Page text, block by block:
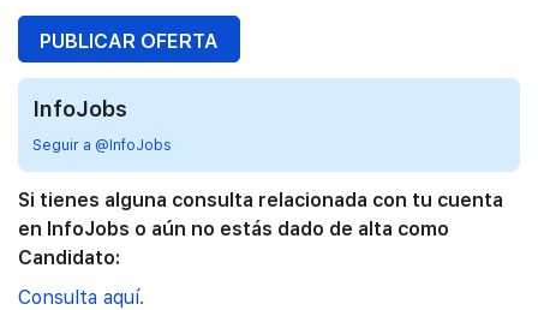
PUBLICAR OFERTA
InfoJobs
Seguir a @InfoJobs
Si tienes alguna consulta relacionada con tu cuenta
en InfoJobs o aún no estás dado de alta como
Candidato:
Consulta aquí.